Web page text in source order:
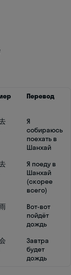
Перевод
Я
собираюсь
поехать в
Шанхай
Я поеду в
Шанхай
(скорее
всего)
Вот-вот
пойдёт
дождь
Завтра
будет
дождь